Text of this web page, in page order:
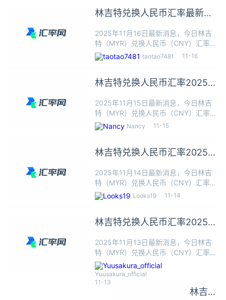
价为准
林吉特兑换人民币汇率最新
2025年11月16日最新消息，今日林吉
特（MYR）兑换人民币（CNY）汇率：
1林吉特≈1.7178人民币，根据今日汇率
1林吉特可以兑换1.7178人民币，本站
价为准
taotao7481 11-16
林吉特兑换人民币汇率2025年
2025年11月15日最新消息，今日林吉
特（MYR）兑换人民币（CNY）汇率：
1林吉特≈1.7178人民币，根据今日汇率
1林吉特可以兑换1.7178人民币，本站
价为准
Nancy 11-15
林吉特兑换人民币汇率2025年
2025年11月14日最新消息，今日林吉
特（MYR）兑换人民币（CNY）汇率：
1林吉特≈1.7172人民币，根据今日汇率
1林吉特可以兑换1.7172人民币，本站数
为准
Looks19 11-14
林吉特兑换人民币汇率2025年
2025年11月13日最新消息，今日林吉
特（MYR）兑换人民币（CNY）汇率：
1林吉特≈1.7180人民币，根据今日汇率
1林吉特可以兑换1.7180人民币，本站
数据仅供参考，交易时以银行柜台成交
Yuusakura_official
11-13
林吉特